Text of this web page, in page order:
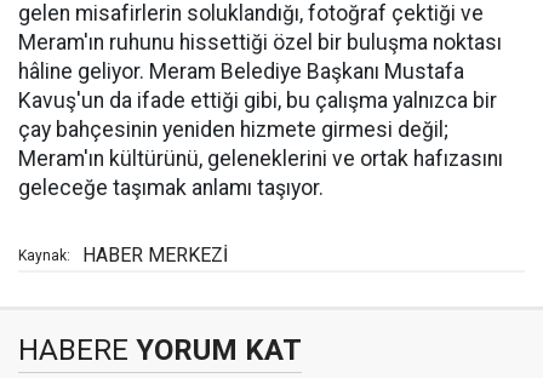
gelen misafirlerin soluklandığı, fotoğraf çektiği ve
Meram'ın ruhunu hissettiği özel bir buluşma noktası
hâline geliyor. Meram Belediye Başkanı Mustafa
Kavuş'un da ifade ettiği gibi, bu çalışma yalnızca bir
çay bahçesinin yeniden hizmete girmesi değil;
Meram'ın kültürünü, geleneklerini ve ortak hafızasını
geleceğe taşımak anlamı taşıyor.
Kaynak: HABER MERKEZİ
HABERE YORUM KAT